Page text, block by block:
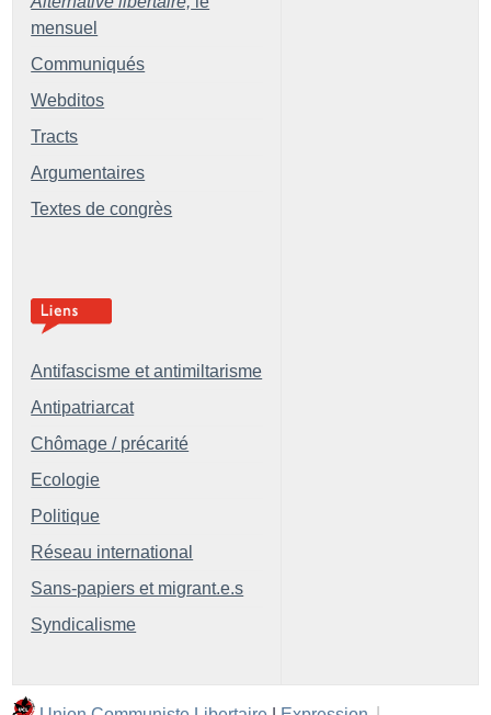
mensuel
Communiqués
Webditos
Tracts
Argumentaires
Textes de congrès
Antifascisme et antimiltarisme
Antipatriarcat
Chômage / précarité
Ecologie
Politique
Réseau international
Sans-papiers et migrant.e.s
Syndicalisme